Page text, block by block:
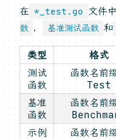
在 *_test.go 文件
数 ， 基准测试函数 和
类型 格式
测试
函数
函数名前
Test
基准
函数
函数名前
示例
函数名前